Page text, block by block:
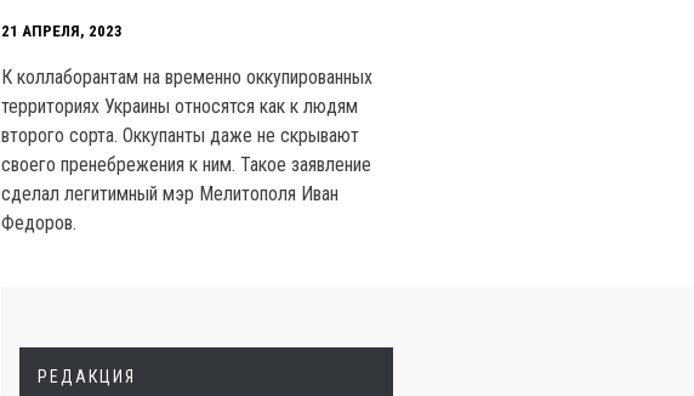
21 АПРЕЛЯ, 2023
К коллаборантам на временно оккупированных
территориях Украины относятся как к людям
второго сорта. Оккупанты даже не скрывают
своего пренебрежения к ним. Такое заявление
сделал легитимный мэр Мелитополя Иван
Федоров.
РЕДАКЦИЯ